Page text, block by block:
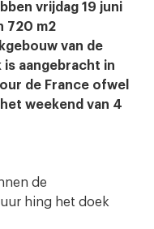
vrijdag 19 juni
720 m2
van de
is aangebracht in
de France ofwel
weekend van 4
de
hing het doek